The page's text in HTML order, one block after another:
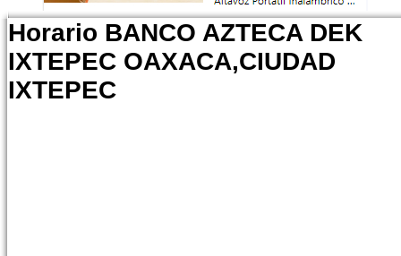
Horario BANCO AZTECA DEK
IXTEPEC OAXACA,CIUDAD
IXTEPEC